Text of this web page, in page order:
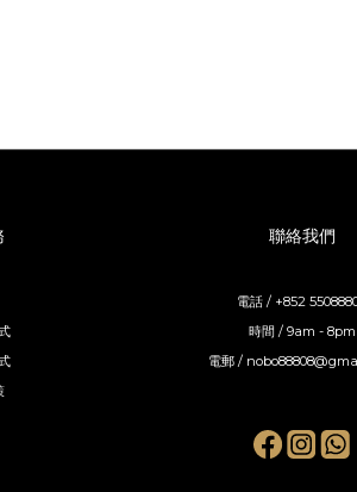
聯絡我們
電話 / +852
時間 / 9am - 8pm
電郵 /